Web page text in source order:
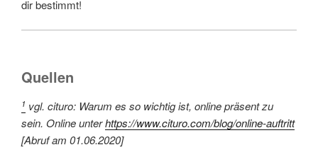
dir bestimmt!
Quellen
1 vgl. cituro: Warum es so wichtig ist, online präsent zu
sein. Online unterhttps://www.cituro.com/blog/online-auftritt
[Abruf am 01.06.2020]